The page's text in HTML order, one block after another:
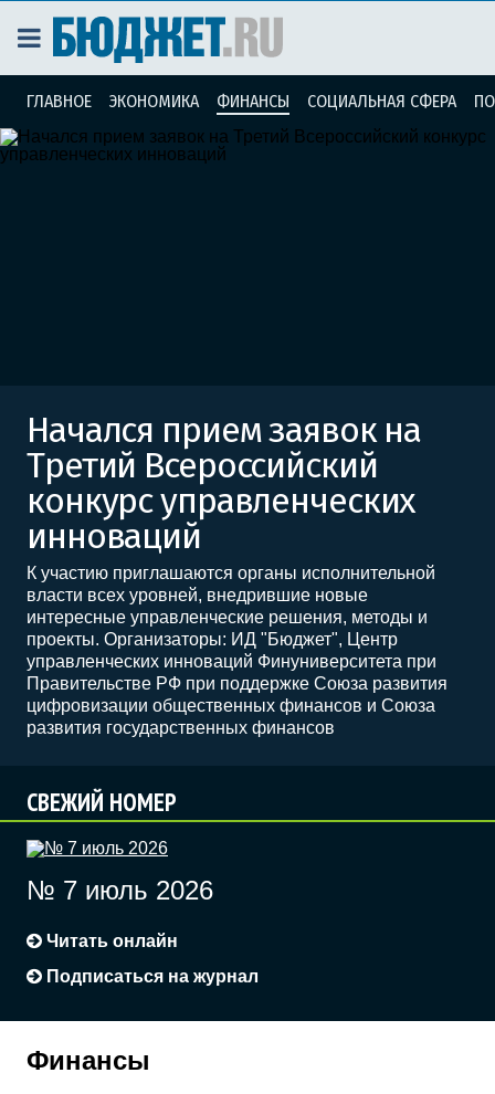
ГЛАВНОЕ ЭКОНОМИКА ФИНАНСЫ СОЦИАЛЬНАЯ СФЕРА
Начался прием заявок на
Третий Всероссийский
конкурс управленческих
инноваций
К участию приглашаются органы исполнительной
власти всех уровней, внедрившие новые
интересные управленческие решения, методы и
проекты. Организаторы: ИД "Бюджет", Центр
управленческих инноваций Финуниверситета при
Правительстве РФ при поддержке Союза развития
цифровизации общественных финансов и Союза
развития государственных финансов
СВЕЖИЙ НОМЕР
№ 7 июль 2026
Читать онлайн
Подписаться на журнал
Финансы